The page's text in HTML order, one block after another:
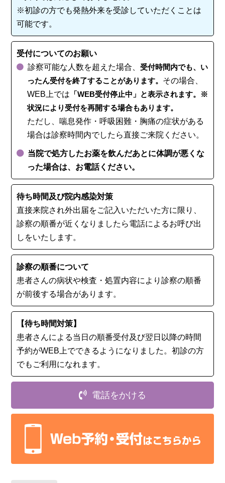
※初診の方でも発熱外来を受診していただくことは
可能です。
受付についてのお願い
診察可能な人数を超えた場合、 受付時間内でも、い
ったん受付を終了することがあります。 その場合、
WEB上では 「WEB受付停止中」と表示されます。※
状況により受付を再開する場合もあります。
ただし、喘息発作・呼吸困難・胸痛の症状がある
場合は診察時間内でしたら直接ご来院ください。
当院で処方したお薬を飲んだあとに体調が悪くな
った場合は、お電話ください。
待ち時間及び院内感染対策
直接来院され外出届をご記入いただいた方に限り、
診察の順番が近くなりましたら電話によるお呼び出
しをいたします。
診察の順番について
患者さんの病状や検査・処置内容により診察の順番
が前後する場合があります。
【待ち時間対策】
患者さんによる当日の順番受付及び翌日以降の時間
予約がWEB上でできるようになりました。初診の⽅
でもご利用になれます。
電話をかける